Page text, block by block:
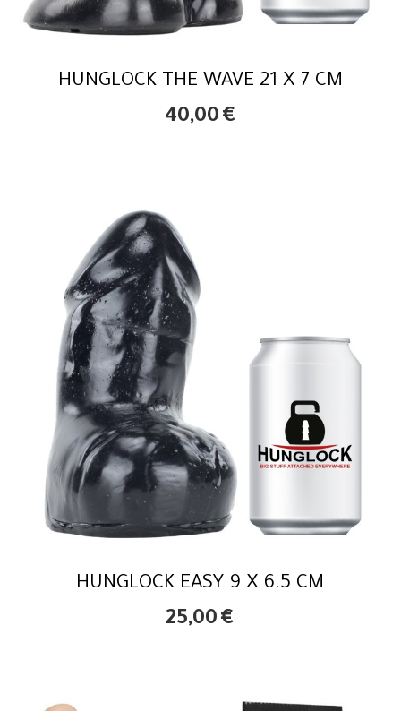
HUNGLOCK THE WAVE 21 X 7 CM
40,00 €
HUNGLOCK EASY 9 X 6.5 CM
25,00 €